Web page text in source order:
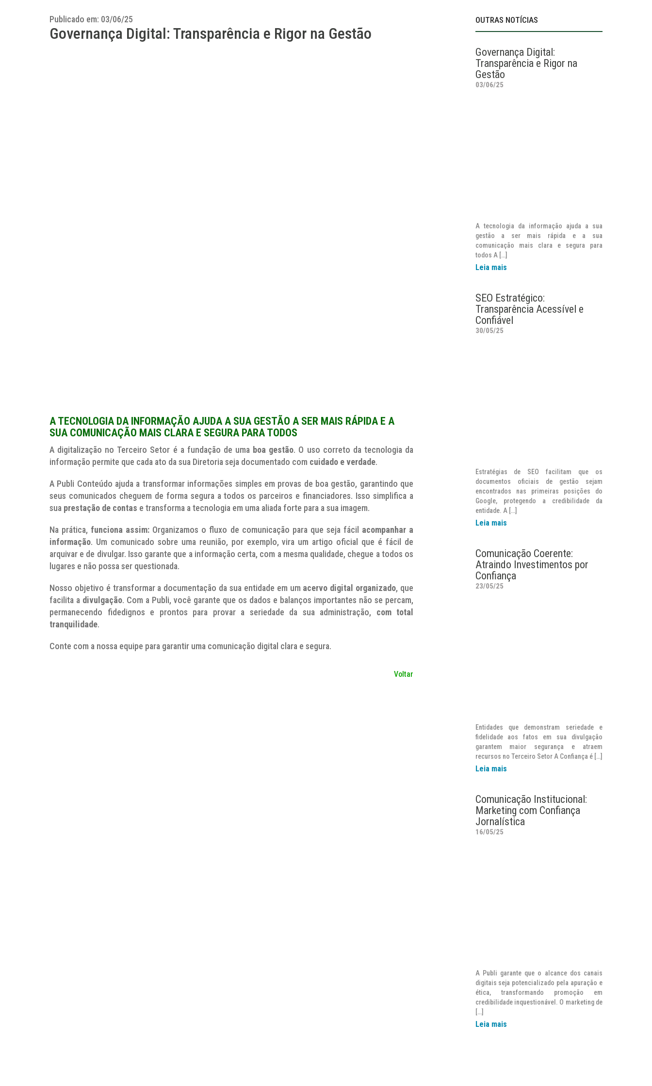
Publicado em: 03/06/25
Governança Digital: Transparência e Rigor na Gestão
A TECNOLOGIA DA INFORMAÇÃO AJUDA A SUA GESTÃO A SER MAIS RÁPIDA E A
SUA COMUNICAÇÃO MAIS CLARA E SEGURA PARA TODOS
A digitalização no Terceiro Setor é a fundação de uma boa gestão. O uso correto da tecnologia da
informação permite que cada ato da sua Diretoria seja documentado com cuidado e verdade.
A Publi Conteúdo ajuda a transformar informações simples em provas de boa gestão, garantindo que
seus comunicados cheguem de forma segura a todos os parceiros e financiadores. Isso simplifica a
sua prestação de contas e transforma a tecnologia em uma aliada forte para a sua imagem.
Na prática,funciona assim: Organizamos o fluxo de comunicação para que seja fácil acompanhar a
informação. Um comunicado sobre uma reunião, por exemplo, vira um artigo oficial que é fácil de
arquivar e de divulgar. Isso garante que a informação certa, com a mesma qualidade, chegue a todos os
lugares e não possa ser questionada.
Nosso objetivo é transformar a documentação da sua entidade em um acervo digital organizado, que
facilita a divulgação. Com a Publi, você garante que os dados e balanços importantes não se percam,
permanecendo fidedignos e prontos para provar a seriedade da sua administração, com total
tranquilidade.
Conte com a nossa equipe para garantir uma comunicação digital clara e segura.
Voltar
OUTRAS NOTÍCIAS
Governança Digital:
Transparência e Rigor na
Gestão
03/06/25
A tecnologia da informação ajuda a sua
gestão a ser mais rápida e a sua
comunicação mais clara e segura para
todos A […]
Leia mais
SEO Estratégico:
Transparência Acessível e
Confiável
30/05/25
Estratégias de SEO facilitam que os
documentos oficiais de gestão sejam
encontrados nas primeiras posições do
Google, protegendo a credibilidade da
entidade. A […]
Leia mais
Comunicação Coerente:
Atraindo Investimentos por
Confiança
23/05/25
Entidades que demonstram seriedade e
fidelidade aos fatos em sua divulgação
garantem maior segurança e atraem
recursos no Terceiro Setor A Confiança é […]
Leia mais
Comunicação Institucional:
Marketing com Confiança
Jornalística
16/05/25
A Publi garante que o alcance dos canais
digitais seja potencializado pela apuração e
ética, transformando promoção em
credibilidade inquestionável. O marketing de
[…]
Leia mais